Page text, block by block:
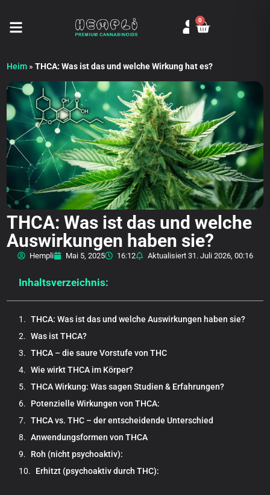
Seitenmenü öffnen
0
Heim »THCA: Was ist das und welche Wirkung hat es?
THCA: Was ist das und welche
Auswirkungen haben sie?
Hempli Mai 5, 2025 16:12 Aktualisiert 31. Juli 2026, 00:16
Inhaltsverzeichnis:
THCA: Was ist das und welche Auswirkungen haben sie?
Was ist THCA?
THCA – die saure Vorstufe von THC
Wie wirkt THCA im Körper?
THCA Wirkung: Was sagen Studien & Erfahrungen?
Potenzielle Wirkungen von THCA:
THCA vs. THC – der entscheidende Unterschied
Anwendungsformen von THCA
Roh (nicht psychoaktiv):
Erhitzt (psychoaktiv durch THC):